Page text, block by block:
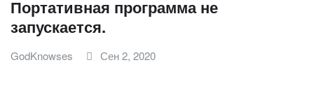
Портативная программа не
запускается.
GodKnowses Сен 2, 2020